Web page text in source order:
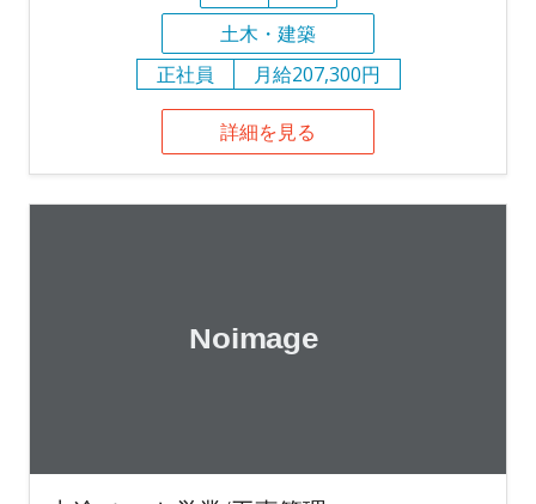
土木・建築
正社員
月給207,300円
詳細を見る